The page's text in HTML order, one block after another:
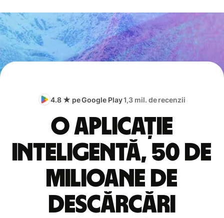
4.8 ★ pe Google Play1,3 mil. de recenzii
O aplicație
inteligentă, 50 de
milioane de
descărcări